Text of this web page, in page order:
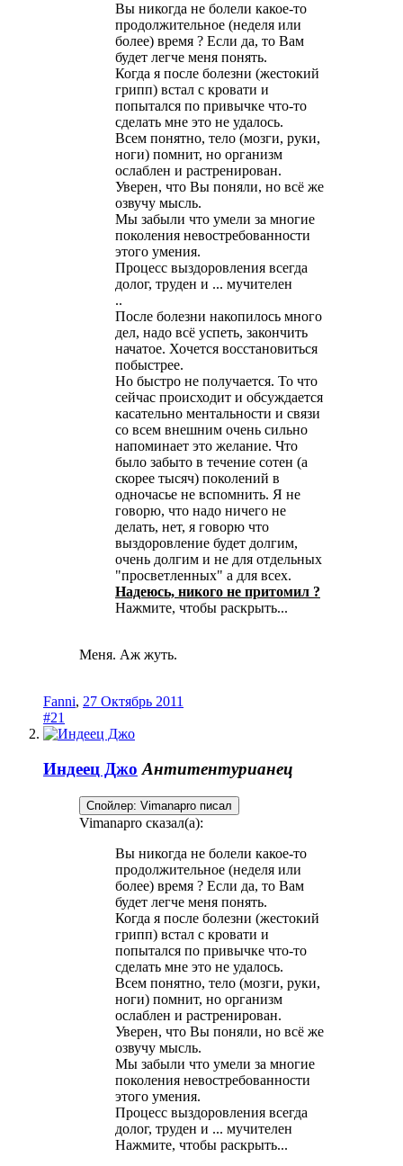
Вы никогда не болели какое-то
продолжительное (неделя или
более) время ? Если да, то Вам
будет легче меня понять.
Когда я после болезни (жестокий
грипп) встал с кровати и
попытался по привычке что-то
сделать мне это не удалось.
Всем понятно, тело (мозги, руки,
ноги) помнит, но организм
ослаблен и растренирован.
Уверен, что Вы поняли, но всё же
озвучу мысль.
Мы забыли что умели за многие
поколения невостребованности
этого умения.
Процесс выздоровления всегда
долог, труден и ... мучителен
..
После болезни накопилось много
дел, надо всё успеть, закончить
начатое. Хочется восстановиться
побыстрее.
Но быстро не получается. То что
сейчас происходит и обсуждается
касательно ментальности и связи
со всем внешним очень сильно
напоминает это желание. Что
было забыто в течение сотен (а
скорее тысяч) поколений в
одночасье не вспомнить. Я не
говорю, что надо ничего не
делать, нет, я говорю что
выздоровление будет долгим,
очень долгим и не для отдельных
"просветленных" а для всех.
Надеюсь, никого не притомил ?
Нажмите, чтобы раскрыть...
Меня. Аж жуть.
Fanni, 27 Октябрь 2011
#21
Индеец Джо Антитентурианец
Спойлер: Vimanapro писал
Vimanapro сказал(а):
Вы никогда не болели какое-то
продолжительное (неделя или
более) время ? Если да, то Вам
будет легче меня понять.
Когда я после болезни (жестокий
грипп) встал с кровати и
попытался по привычке что-то
сделать мне это не удалось.
Всем понятно, тело (мозги, руки,
ноги) помнит, но организм
ослаблен и растренирован.
Уверен, что Вы поняли, но всё же
озвучу мысль.
Мы забыли что умели за многие
поколения невостребованности
этого умения.
Процесс выздоровления всегда
долог, труден и ... мучителен
Нажмите, чтобы раскрыть...